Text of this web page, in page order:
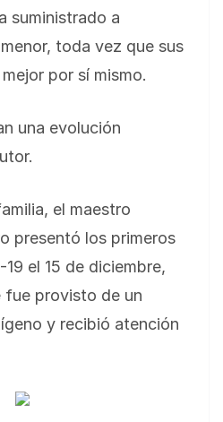
suministrado a
toda vez que sus
por sí mismo.
una evolución
el maestro
presentó los primeros
el 15 de diciembre,
fue provisto de un
y recibió atención